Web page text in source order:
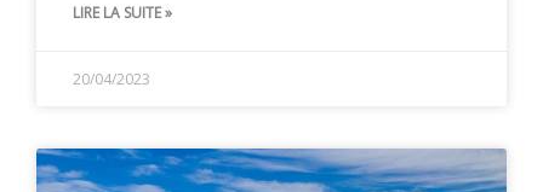
LIRE LA SUITE »
20/04/2023